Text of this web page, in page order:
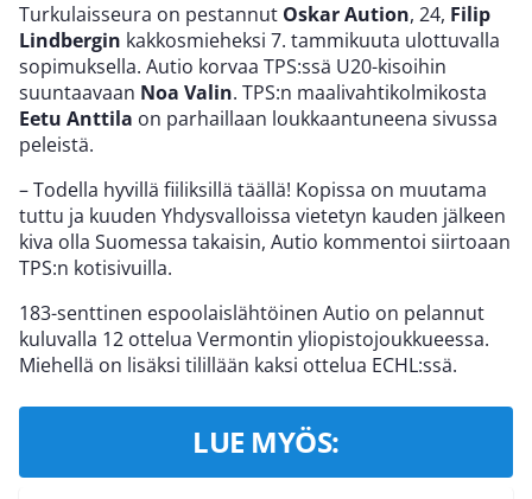
Turkulaisseura on pestannut Oskar Aution, 24, Filip
Lindbergin kakkosmieheksi 7. tammikuuta ulottuvalla
sopimuksella. Autio korvaa TPS:ssä U20-kisoihin
suuntaavaan Noa Valin. TPS:n maalivahtikolmikosta
Eetu Anttila on parhaillaan loukkaantuneena sivussa
peleistä.
– Todella hyvillä fiiliksillä täällä! Kopissa on muutama
tuttu ja kuuden Yhdysvalloissa vietetyn kauden jälkeen
kiva olla Suomessa takaisin, Autio kommentoi siirtoaan
TPS:n kotisivuilla.
183-senttinen espoolaislähtöinen Autio on pelannut
kuluvalla 12 ottelua Vermontin yliopistojoukkueessa.
Miehellä on lisäksi tilillään kaksi ottelua ECHL:ssä.
LUE MYÖS: